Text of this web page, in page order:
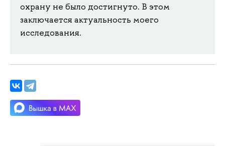
охрану не было достигнуто. В этом
заключается актуальность моего
исследования.